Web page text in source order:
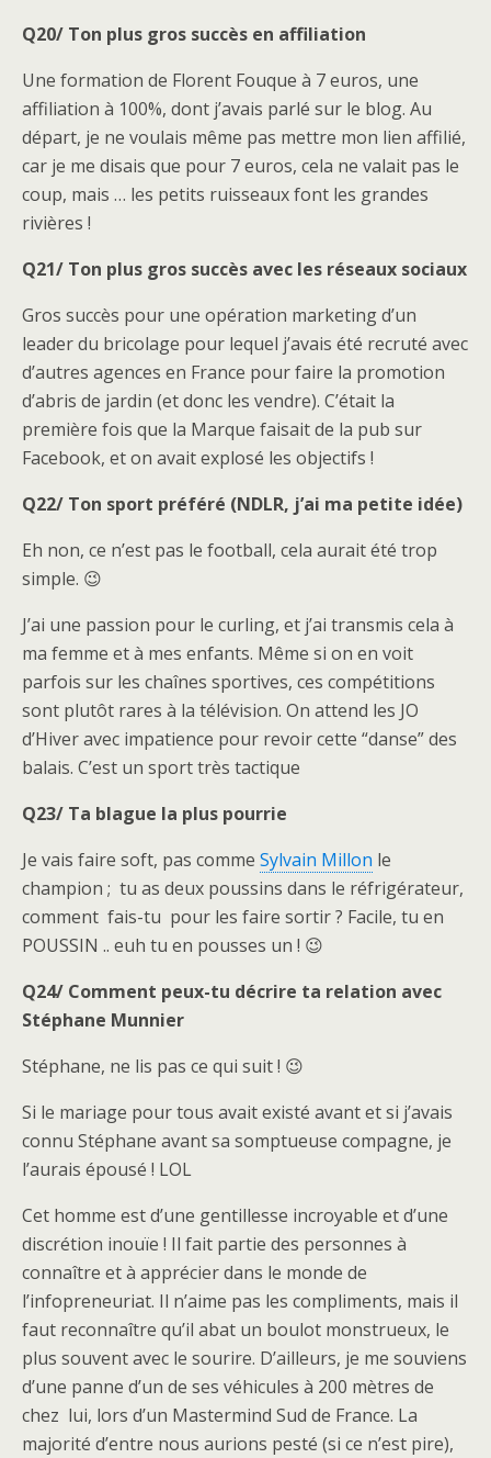
Q20/ Ton plus gros succès en affiliation
Une formation de Florent Fouque à 7 euros, une
affiliation à 100%, dont j’avais parlé sur le blog. Au
départ, je ne voulais même pas mettre mon lien affilié,
car je me disais que pour 7 euros, cela ne valait pas le
coup, mais … les petits ruisseaux font les grandes
rivières !
Q21/ Ton plus gros succès avec les réseaux sociaux
Gros succès pour une opération marketing d’un
leader du bricolage pour lequel j’avais été recruté avec
d’autres agences en France pour faire la promotion
d’abris de jardin (et donc les vendre). C’était la
première fois que la Marque faisait de la pub sur
Facebook, et on avait explosé les objectifs !
Q22/ Ton sport préféré (NDLR, j’ai ma petite idée)
Eh non, ce n’est pas le football, cela aurait été trop
simple. 😉
J’ai une passion pour le curling, et j’ai transmis cela à
ma femme et à mes enfants. Même si on en voit
parfois sur les chaînes sportives, ces compétitions
sont plutôt rares à la télévision. On attend les JO
d’Hiver avec impatience pour revoir cette “danse” des
balais. C’est un sport très tactique
Q23/ Ta blague la plus pourrie
Je vais faire soft, pas comme Sylvain Millon le
champion ; tu as deux poussins dans le réfrigérateur,
comment fais-tu pour les faire sortir ? Facile, tu en
POUSSIN .. euh tu en pousses un ! 😉
Q24/ Comment peux-tu décrire ta relation avec
Stéphane Munnier
Stéphane, ne lis pas ce qui suit ! 😉
Si le mariage pour tous avait existé avant et si j’avais
connu Stéphane avant sa somptueuse compagne, je
l’aurais épousé ! LOL
Cet homme est d’une gentillesse incroyable et d’une
discrétion inouïe ! Il fait partie des personnes à
connaître et à apprécier dans le monde de
l’infopreneuriat. Il n’aime pas les compliments, mais il
faut reconnaître qu’il abat un boulot monstrueux, le
plus souvent avec le sourire. D’ailleurs, je me souviens
d’une panne d’un de ses véhicules à 200 mètres de
chez lui, lors d’un Mastermind Sud de France. La
majorité d’entre nous aurions pesté (si ce n’est pire),